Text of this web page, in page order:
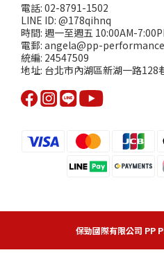
電話: 02-8791-1502
LINE ID: @178qihnq
時間: 週一至週五 10:00AM-
電郵: angela@pp-
統編: 24547509
地址: 台北市內湖區新湖一路128
保勁國際有限公司 PP